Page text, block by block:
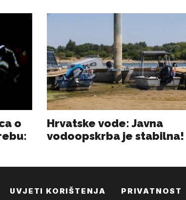
UVJETI KORIŠTENJA PRIVATNOST